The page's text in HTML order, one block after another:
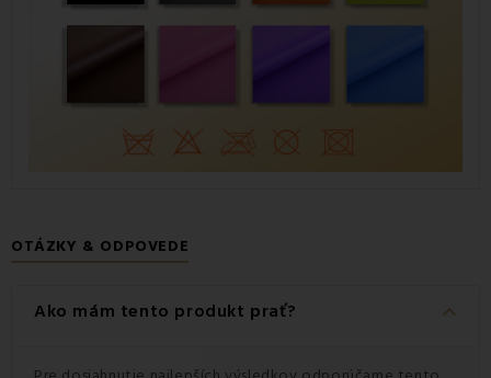
OTÁZKY & ODPOVEDE
Ako mám tento produkt prať? keyboard_arrow_down